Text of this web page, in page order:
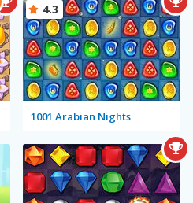
1001 Arabian Nights
4.3